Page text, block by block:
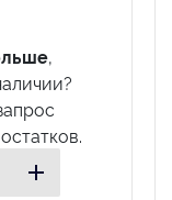
,